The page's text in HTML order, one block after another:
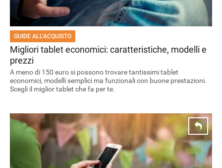
GUIDE ALL’ACQUISTO
Migliori tablet economici: caratteristiche, modelli e
prezzi
A meno di 150 euro si possono trovare tantissimi tablet
economici, modelli semplici ma funzionali con buone prestazioni.
Scegli il miglior tablet che fa per te.